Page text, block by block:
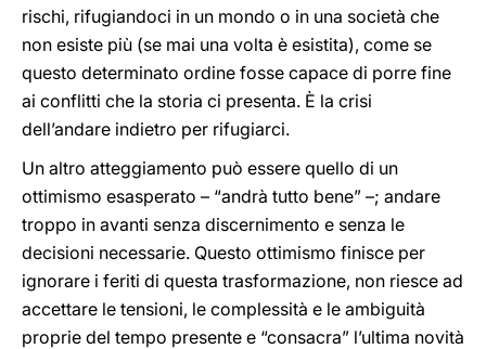
rischi, rifugiandoci in un mondo o in una società che
non esiste più (se mai una volta è esistita), come se
questo determinato ordine fosse capace di porre fine
ai conflitti che la storia ci presenta. È la crisi
dell’andare indietro per rifugiarci.
Un altro atteggiamento può essere quello di un
ottimismo esasperato – “andrà tutto bene” –; andare
troppo in avanti senza discernimento e senza le
decisioni necessarie. Questo ottimismo finisce per
ignorare i feriti di questa trasformazione, non riesce ad
accettare le tensioni, le complessità e le ambiguità
proprie del tempo presente e “consacra” l’ultima novità